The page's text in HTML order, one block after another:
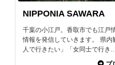
NIPPONIA SAWARA
千葉の小江戸。香取市でも江戸
情報を発信していきます。 県
人で行きたい」「女同士で行き